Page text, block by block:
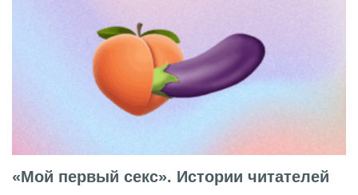
«Мой первый секс». Истории читателей